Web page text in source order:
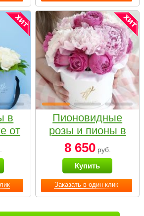
в
от
Заказать в один клик
Пионовидные
розы и пионы в
белой коробке
Small
8 650руб.
Купить